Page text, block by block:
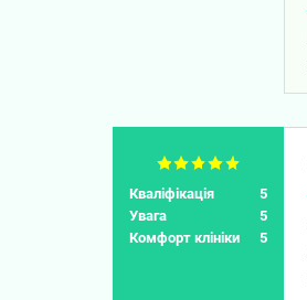
Кваліфікація
5
Увага
5
Комфорт клініки
5